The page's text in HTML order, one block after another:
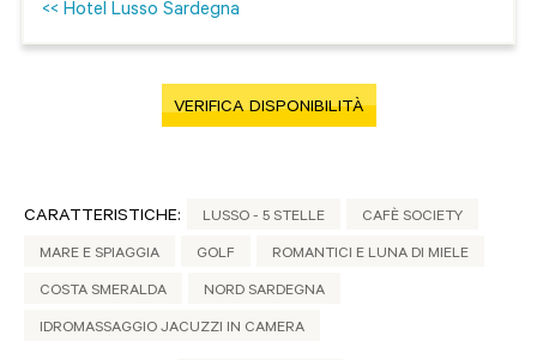
<< Hotel Lusso Sardegna
VERIFICA DISPONIBILITÀ
CARATTERISTICHE: LUSSO - 5 STELLE CAFÈ SOCIETY
MARE E SPIAGGIA GOLF ROMANTICI E LUNA DI MIELE
COSTA SMERALDA NORD SARDEGNA
IDROMASSAGGIO JACUZZI IN CAMERA